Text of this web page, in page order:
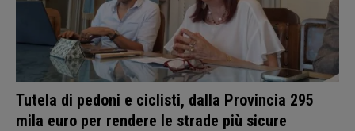
Tutela di pedoni e ciclisti, dalla Provincia 295
mila euro per rendere le strade più sicure